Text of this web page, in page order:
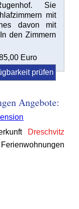
Sie
mit
davon mit
den Zimmern
Euro
prüfen
Angebote:
Dreschvitz